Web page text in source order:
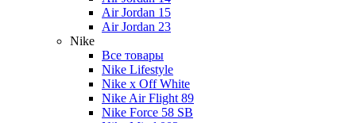
Air Jordan 15
Air Jordan 23
Nike
Все товары
Nike Lifestyle
Nike x Off White
Nike Air Flight 89
Nike Force 58 SB